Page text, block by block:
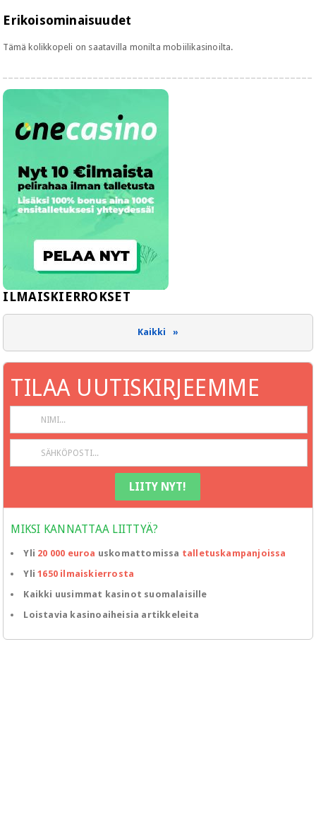
Erikoisominaisuudet
Tämä kolikkopeli on saatavilla monilta mobiilikasinoilta.
Kaikki »
TILAA UUTISKIRJEEMME
MIKSI KANNATTAA LIITTYÄ?
Yli 20 000 euroa uskomattomissa talletuskampanjoissa
Yli 1650 ilmaiskierrosta
Kaikki uusimmat kasinot suomalaisille
Loistavia kasinoaiheisia artikkeleita